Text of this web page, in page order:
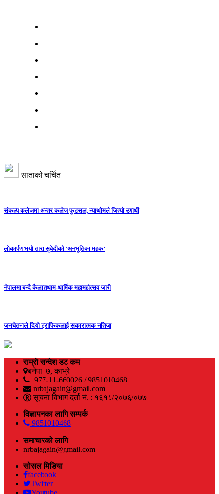
साताको चर्चित
संकल्प कलेजमा अन्तर कलेज फुटसल, न्याथोमले जित्यो उपाधी
लोकार्पण भयो तारा सुवेदीको ‘अनभूतिका महक’
नेपालमा बन्दै कैलाशधाम-धार्मिक महामहोत्सव जारी
जनचेतनाले दियो ट्राफिकलाई सकारात्मक नतिजा
राम्रो सन्देश डट कम
बनेपा–७, काभ्रे
+977-11-660026 / 9851010468
nrbajagain@gmail.com
सूचना विभाग दर्ता नं. : १६१८/२०७६/०७७
विज्ञापनका लागि सम्पर्क
9851010468
समाचारको लागि
nrbajagain@gmail.com
सोसल मिडिया
facebook
Twitter
Youtube